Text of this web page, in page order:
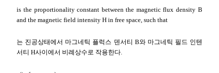
is the proportionality constant between the magnetic flux density B
and the magnetic field intensity H in free space, such that
는 진공상태에서 마그네틱 플럭스 덴서티 B와 마그네틱 필드 인텐
서티 H사이에서 비례상수로 작용한다.